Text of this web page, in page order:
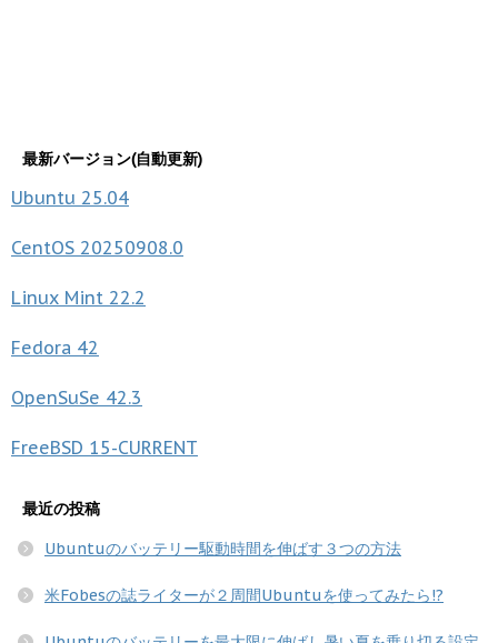
最新バージョン(自動更新)
Ubuntu 25.04
CentOS 20250908.0
Linux Mint 22.2
Fedora 42
OpenSuSe 42.3
FreeBSD 15-CURRENT
最近の投稿
Ubuntuのバッテリー駆動時間を伸ばす３つの方法
米Fobesの誌ライターが２周間Ubuntuを使ってみたら!?